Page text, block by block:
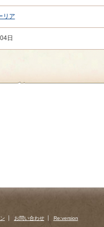
リア
日
お問い合わせ Re:version